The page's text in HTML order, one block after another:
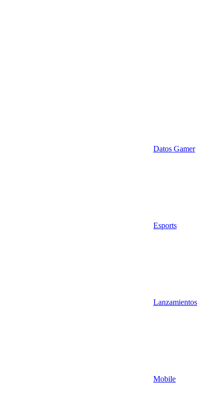
Datos Gamer
Esports
Lanzamientos
Mobile